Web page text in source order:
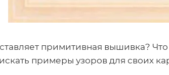
примитивная вышивка?
примеры узоров для своих